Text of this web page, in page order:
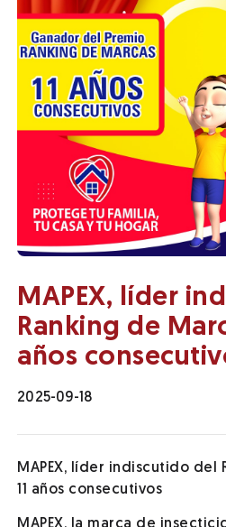
MAPEX, líder
Ranking de
años
2025-09-18
MAPEX, líder indiscutido del
11 años consecutivos
MAPEX, la marca de